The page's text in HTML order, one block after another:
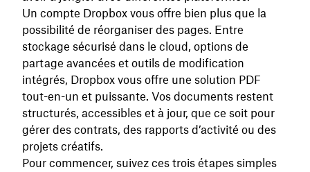
Un compte Dropbox vous offre bien plus que la
possibilité de réorganiser des pages. Entre
stockage sécurisé dans le cloud, options de
partage avancées et outils de modification
intégrés, Dropbox vous offre une solution PDF
tout-en-un et puissante. Vos documents restent
structurés, accessibles et à jour, que ce soit pour
gérer des contrats, des rapports d’activité ou des
projets créatifs.
Pour commencer, suivez ces trois étapes simples